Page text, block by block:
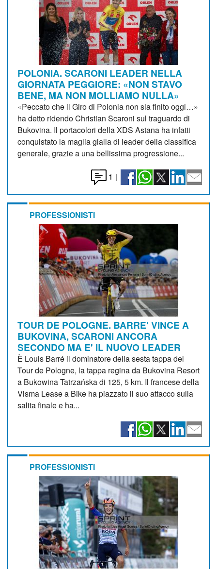
POLONIA. SCARONI LEADER NELLA
GIORNATA PEGGIORE: «NON STAVO
BENE, MA NON MOLLIAMO NULLA»
«Peccato che il Giro di Polonia non sia finito oggi…»
ha detto ridendo Christian Scaroni sul traguardo di
Bukovina. Il portacolori della XDS Astana ha infatti
conquistato la maglia gialla di leader della classifica
generale, grazie a una bellissima progressione...
1 |
PROFESSIONISTI
TOUR DE POLOGNE. BARRE' VINCE A
BUKOVINA, SCARONI ANCORA
SECONDO MA E' IL NUOVO LEADER
È Louis Barré il dominatore della sesta tappa del
Tour de Pologne, la tappa regina da Bukovina Resort
a Bukowina Tatrzańska di 125, 5 km. Il francese della
Visma Lease a Bike ha piazzato il suo attacco sulla
salita finale e ha...
PROFESSIONISTI